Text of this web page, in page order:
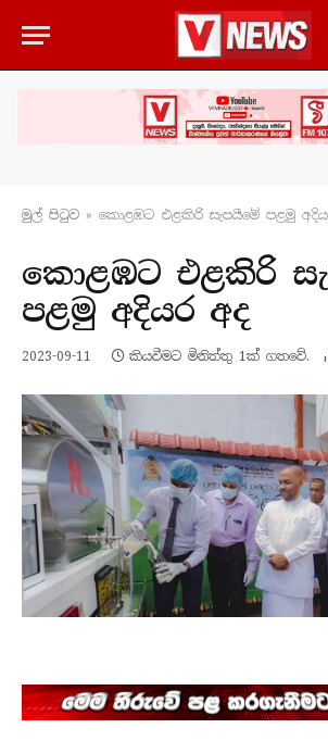
මුල් පිටු​ව » කොළඹට එළකිරි සැපයීමේ පළමු
කොළඹට එළකිරි
පළමු අදියර අද
2023-09-11 කියවීමට මිනිත්තු 1ක් ගතවේ.